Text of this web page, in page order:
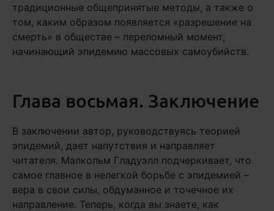
традиционные общепринятые методы, а также о
том, каким образом появляется «разрешение на
смерть» в обществе – переломный момент,
начинающий эпидемию массовых самоубийств.
Глава восьмая. Заключение
В заключении автор, руководствуясь теорией
эпидемий, дает напутствия и направляет
читателя. Малкольм Гладуэлл подчеркивает, что
самое главное в нелегкой борьбе с эпидемией –
вера в свои силы, обдуманное и точечное их
направление. Теперь, когда вы знаете, как